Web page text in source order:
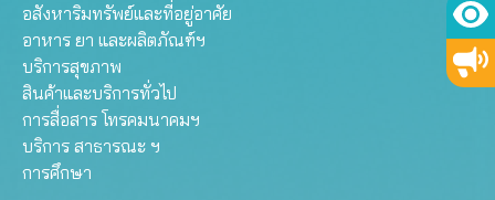
อสังหาริมทรัพย์และที่อยู่อาศัย
อาหาร ยา และผลิตภัณฑ์ฯ
บริการสุขภาพ
สินค้าและบริการทั่วไป
การสื่อสาร โทรคมนาคมฯ
บริการ สาธารณะ ฯ
การศึกษา